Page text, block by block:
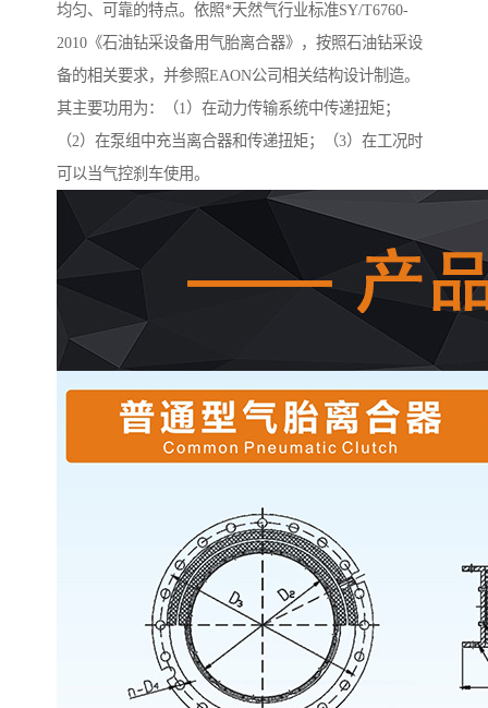
均匀、可靠的特点。依照*天然气行业标准SY/T6760-
2010《石油钻采设备用气胎离合器》，按照石油钻采设
备的相关要求，并参照EAON公司相关结构设计制造。
其主要功用为：（1）在动力传输系统中传递扭矩；
（2）在泵组中充当离合器和传递扭矩；（3）在工况时
可以当气控刹车使用。